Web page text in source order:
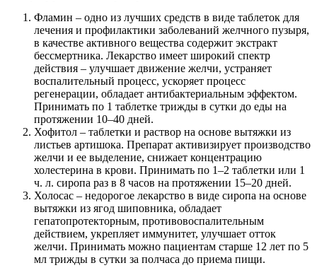
Фламин – одно из лучших средств в виде таблеток для
лечения и профилактики заболеваний желчного пузыря,
в качестве активного вещества содержит экстракт
бессмертника. Лекарство имеет широкий спектр
действия – улучшает движение желчи, устраняет
воспалительный процесс, ускоряет процесс
регенерации, обладает антибактериальным эффектом.
Принимать по 1 таблетке трижды в сутки до еды на
протяжении 10–40 дней.
Хофитол – таблетки и раствор на основе вытяжки из
листьев артишока. Препарат активизирует производство
желчи и ее выделение, снижает концентрацию
холестерина в крови. Принимать по 1–2 таблетки или 1
ч. л. сиропа раз в 8 часов на протяжении 15–20 дней.
Холосас – недорогое лекарство в виде сиропа на основе
вытяжки из ягод шиповника, обладает
гепатопротекторным, противовоспалительным
действием, укрепляет иммунитет, улучшает отток
желчи. Принимать можно пациентам старше 12 лет по 5
мл трижды в сутки за полчаса до приема пищи.